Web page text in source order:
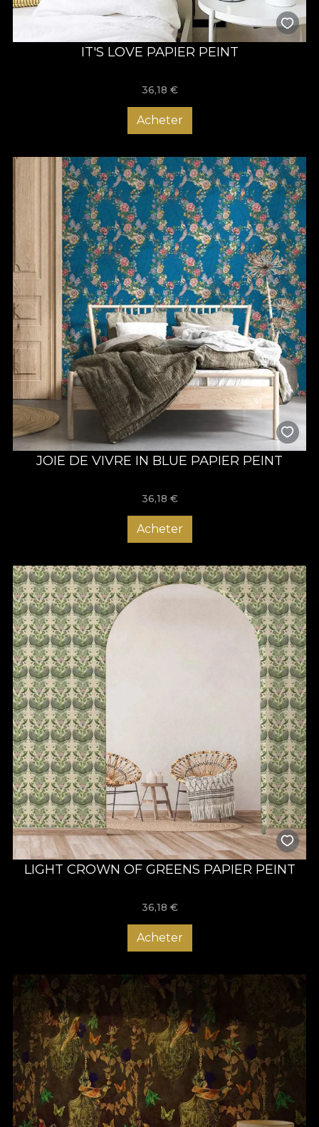
IT'S LOVE PAPIER PEINT
36,18 €
Acheter
JOIE DE VIVRE IN BLUE PAPIER PEINT
36,18 €
Acheter
LIGHT CROWN OF GREENS PAPIER PEINT
36,18 €
Acheter